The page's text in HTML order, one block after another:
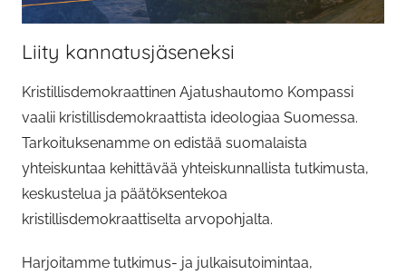
Liity kannatusjäseneksi
Kristillisdemokraattinen Ajatushautomo Kompassi
vaalii kristillisdemokraattista ideologiaa Suomessa.
Tarkoituksenamme on edistää suomalaista
yhteiskuntaa kehittävää yhteiskunnallista tutkimusta,
keskustelua ja päätöksentekoa
kristillisdemokraattiselta arvopohjalta.
Harjoitamme tutkimus- ja julkaisutoimintaa,